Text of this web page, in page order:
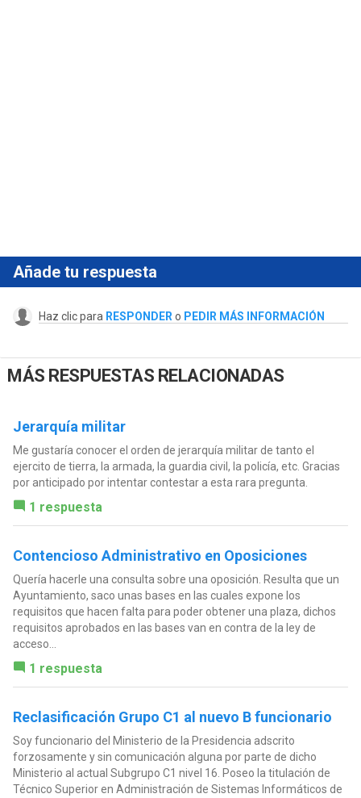
Añade tu respuesta
Haz clic para RESPONDER o PEDIR MÁS INFORMACIÓN
MÁS RESPUESTAS RELACIONADAS
Jerarquía militar
Me gustaría conocer el orden de jerarquía militar de tanto el
ejercito de tierra, la armada, la guardia civil, la policía, etc. Gracias
por anticipado por intentar contestar a esta rara pregunta.
1 respuesta
Contencioso Administrativo en Oposiciones
Quería hacerle una consulta sobre una oposición. Resulta que un
Ayuntamiento, saco unas bases en las cuales expone los
requisitos que hacen falta para poder obtener una plaza, dichos
requisitos aprobados en las bases van en contra de la ley de
acceso...
1 respuesta
Reclasificación Grupo C1 al nuevo B funcionario
Soy funcionario del Ministerio de la Presidencia adscrito
forzosamente y sin comunicación alguna por parte de dicho
Ministerio al actual Subgrupo C1 nivel 16. Poseo la titulación de
Técnico Superior en Administración de Sistemas Informáticos de